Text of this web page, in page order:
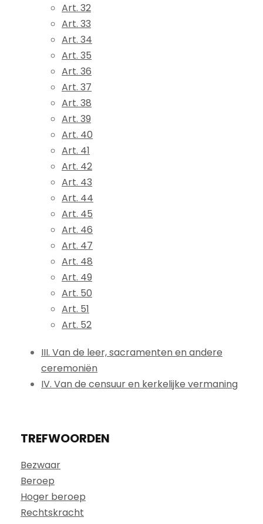
Art. 32
Art. 33
Art. 34
Art. 35
Art. 36
Art. 37
Art. 38
Art. 39
Art. 40
Art. 41
Art. 42
Art. 43
Art. 44
Art. 45
Art. 46
Art. 47
Art. 48
Art. 49
Art. 50
Art. 51
Art. 52
III. Van de leer, sacramenten en andere
ceremoniën
IV. Van de censuur en kerkelijke vermaning
TREFWOORDEN
Bezwaar
Beroep
Hoger beroep
Rechtskracht